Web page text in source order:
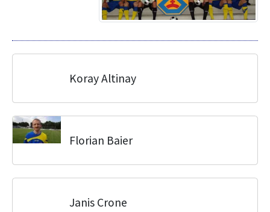
Koray Altinay
Florian Baier
Janis Crone